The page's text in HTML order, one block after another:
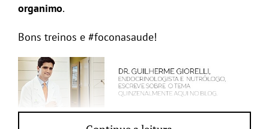
organimo.
Bons treinos e #foconasaude!